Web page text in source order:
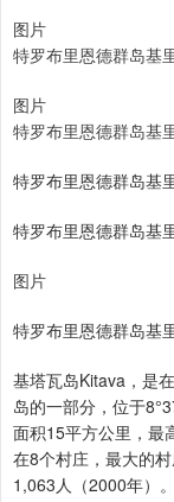
图片
特罗布里恩德群岛基
图片
特罗布里恩德群岛基
特罗布里恩德群岛基
特罗布里恩德群岛基
图片
特罗布里恩德群岛基
基塔瓦岛Kitava，是
岛的一部分，位于
面积15平方公里，最
在8个村庄，最大的
1,063人（2000年）。